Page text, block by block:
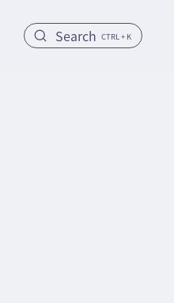
Search CTRL + K